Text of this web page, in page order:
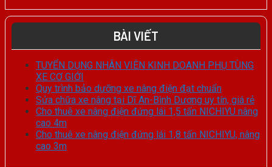
BÀI VIẾT
TUYỂN DỤNG NHÂN VIÊN KINH DOANH PHỤ TÙNG
XE CƠ GIỚI
Quy trình bảo dưỡng xe nâng điện đạt chuẩn
Sửa chữa xe nâng tại Dĩ An-Bình Dương uy tín, giá rẻ
Cho thuê xe nâng điện đứng lái 1,5 tấn NICHIYU nâng
cao 4m
Cho thuê xe nâng điện đứng lái 1,8 tấn NICHIYU, nâng
cao 3m